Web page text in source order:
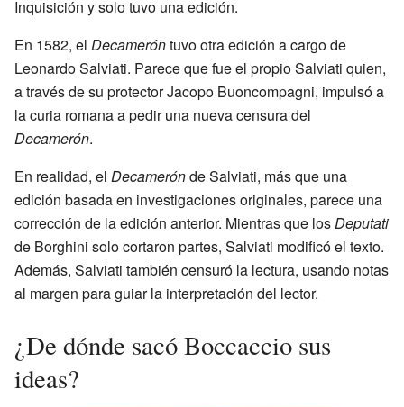
Inquisición y solo tuvo una edición.
En 1582, el Decameróntuvo otra edición a cargo de
Leonardo Salviati. Parece que fue el propio Salviati quien,
a través de su protector Jacopo Buoncompagni, impulsó a
la curia romana a pedir una nueva censura del
Decamerón.
En realidad, el Decamerónde Salviati, más que una
edición basada en investigaciones originales, parece una
corrección de la edición anterior. Mientras que los Deputati
de Borghini solo cortaron partes, Salviati modificó el texto.
Además, Salviati también censuró la lectura, usando notas
al margen para guiar la interpretación del lector.
¿De dónde sacó Boccaccio sus
ideas?